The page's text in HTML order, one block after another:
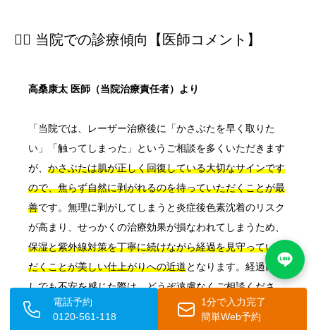
👨‍⚕️ 当院での診療傾向【医師コメント】
高桑康太 医師（当院治療責任者）より
「当院では、レーザー治療後に「かさぶたを早く取りた
い」「触ってしまった」というご相談を多くいただきます
が、 かさぶたは肌が正しく回復している大切なサインです
ので、焦らず自然に剥がれるのを待っていただくことが最
善です。無理に剥がしてしまうと炎症後色素沈着のリスク
が高まり、せっかくの治療効果が損なわれてしまうため、
保湿と紫外線対策を丁寧に続けながら経過を見守っていた
だくことが美しい仕上がりへの近道となります。経過に少
しでも不安を感じた際は、どうぞ遠慮なくご相談くださ
い。治療後のアフターケアまでしっかりと寄り添いながら
電話予約
0120-561-118
1分で入力完了
簡単Web予約